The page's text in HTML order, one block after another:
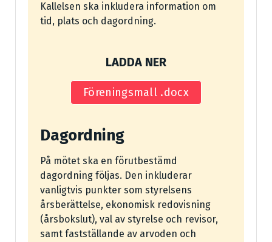
Kallelsen ska inkludera information om
tid, plats och dagordning.
LADDA NER
Föreningsmall .docx
Dagordning
På mötet ska en förutbestämd
dagordning följas. Den inkluderar
vanligtvis punkter som styrelsens
årsberättelse, ekonomisk redovisning
(årsbokslut), val av styrelse och revisor,
samt fastställande av arvoden och